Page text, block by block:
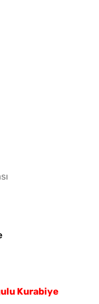
Kurabiye